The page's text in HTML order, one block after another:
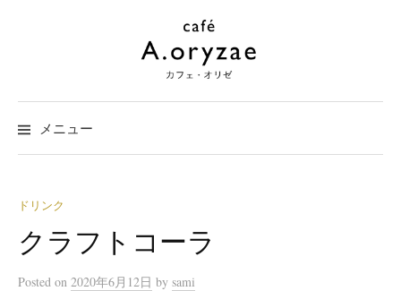
ツ
へ
ス
ッ
プ
メニュー
ドリンク
クラフトコーラ
Posted on 2020年6月12日 by sami